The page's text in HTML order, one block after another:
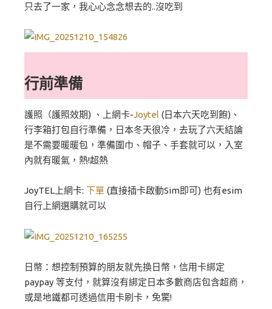
只去了一家，我心心念念想去的..沒吃到
行前準備
護照（護照效期) 、上網卡-Joytel (日本六天吃到飽)、
行李箱打包自行準備，日本冬天很冷，去玩了六天結論
是不需要暖暖包，準備圍巾、帽子、手套就可以，入室
內就有暖氣，熱!超熱
JoyTEL上網卡: 下單 (直接插卡啟動Sim即可) 也有esim
自行上網選購就可以
日幣：想控制預算的朋友就先換日幣，信用卡綁定
paypay 等支付，就算沒有綁定日本多數商店包含超商，
或是地鐵都可透過信用卡刷卡，免驚!